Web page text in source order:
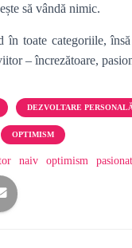
să vândă nimic.
în toate categoriile,
– încrezătoare,
DEZVOLTARE
OPTIMISM
naiv optimism pasionat